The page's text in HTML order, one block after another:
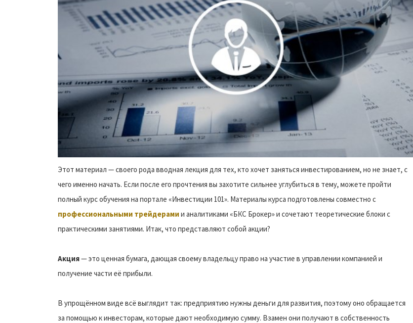
Этот материал — своего рода вводная лекция для тех, кто хочет заняться инвестированием, но не знает, с
чего именно начать. Если после его прочтения вы захотите сильнее углубиться в тему, можете пройти
полный курс обучения на портале «Инвестиции 101». Материалы курса подготовлены совместно с
профессиональными трейдерами и аналитиками «БКС Брокер» и сочетают теоретические блоки с
практическими занятиями. Итак, что представляют собой акции?
Акция— это ценная бумага, дающая своему владельцу право на участие в управлении компанией и
получение части её прибыли.
В упрощённом виде всё выглядит так: предприятию нужны деньги для развития, поэтому оно обращается
за помощью к инвесторам, которые дают необходимую сумму. Взамен они получают в собственность